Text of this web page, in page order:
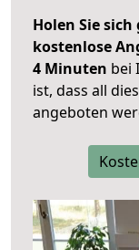
Holen Sie
kostenlose
4 Minuten bei
ist, dass all
angeboten